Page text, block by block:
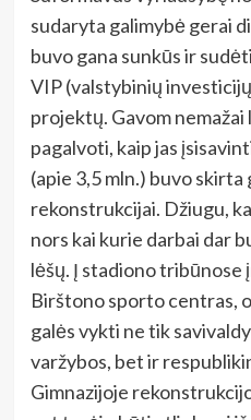
sudaryta galimybė gerai
buvo gana sunkūs ir
VIP (valstybinių
projektų. Gavom
pagalvoti, kaip jas
(apie 3,5 mln.) buvo
rekonstrukcijai. Džiugu,
nors kai kurie darbai dar
lėšų. Į stadiono tribūnose
Birštono sporto centras,
galės vykti ne tik
varžybos, bet ir
Gimnazijoje